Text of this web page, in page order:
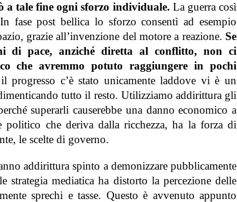
a tale fine ogni sforzo individuale. La guerra così
fase post bellica lo sforzo consentì ad esempio
grazie all’invenzione del motore a reazione. Se
di pace, anziché diretta al conflitto, non ci
che avremmo potuto raggiungere in pochi
progresso c’è stato unicamente laddove vi è un
tutto il resto. Utilizziamo addirittura gli
superarli causerebbe una danno economico a
che deriva dalla ricchezza, ha la forza di
le scelte di governo.
addirittura spinto a demonizzare pubblicamente
strategia mediatica ha distorto la percezione delle
sprechi e tasse. Questo è avvenuto appunto